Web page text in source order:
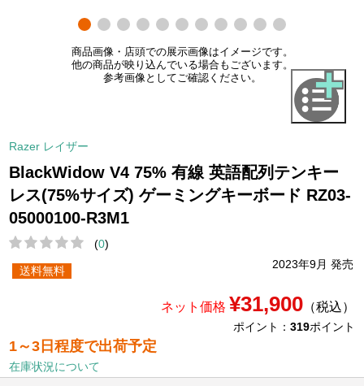
商品画像・店頭での展示画像はイメージです。
他の商品が映り込んでいる場合もございます。
参考画像としてご確認ください。
Razer レイザー
BlackWidow V4 75% 有線 英語配列テンキー
レス(75%サイズ) ゲーミングキーボード RZ03-
05000100-R3M1
(0)
2023年9月 発売
送料無料
ネット価格 ¥31,900（税込）
ポイント： 319ポイント
1～3日程度で出荷予定
在庫状況について